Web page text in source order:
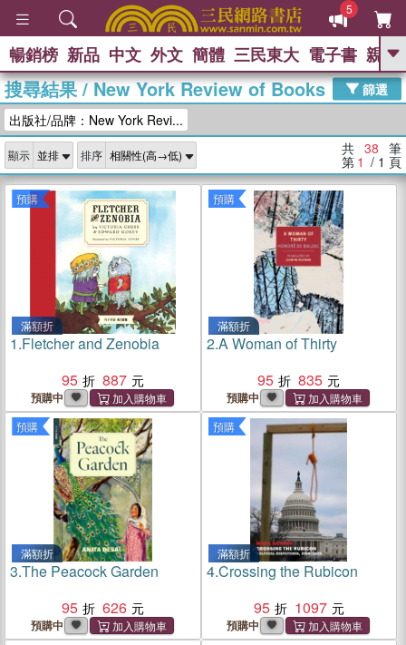
5
GO
熱搜：
暢銷榜 新品 中文 外文 簡體 三民東大 電子書 親子
搜尋結果/New York Review of Books
篩選
出版社/品牌：New York Revi...
顯示 排序 共 38 筆
第 1 / 1 頁
預購
滿額折
1.Fletcher and Zenobia
95
887
預購中
預購
滿額折
2.A Woman of Thirty
95
835
預購中
預購
滿額折
3.The Peacock Garden
95
626
預購中
預購
滿額折
4.Crossing the Rubicon
95
1097
預購中